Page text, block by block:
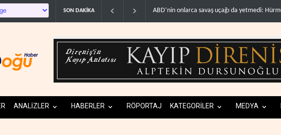
SON DAKİKA
ABD’nin onlarca savaş uçağı da yetmedi: Hürmüz’de .. Necef İmamı'ndan bölgesel 'Arap projesi'
ANALİZLER HABERLER RÖPORTAJ KATEGORİLER MEDYA